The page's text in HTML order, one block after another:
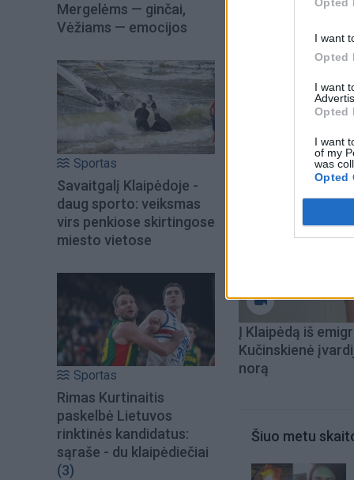
I want
Opted
I want
Opted
I want
of my
was
Opted
Mergelėms — ginčai,
Vėžiams — emocijos
Sportas
Savaitgalį Klaipėdoje -
daug sporto: veiksmas
virs penkiose skirtingose
miesto vietose
Sportas
Rimas Kurtinaitis
paskelbė Lietuvos
rinktinės kandidatus:
sąraše - du klaipėdiečiai
(3)
pasipriešinimu ir
Į Klaipėdą iš
Kučinskienė
norą
Šiuo metu